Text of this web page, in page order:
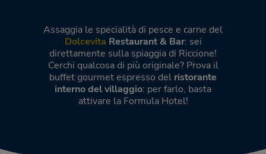
Assaggia le specialità di pesce e carne del
Dolcevita Restaurant & Bar: sei
direttamente sulla spiaggia di Riccione!
Cerchi qualcosa di più originale? Prova il
buffet gourmet espresso del ristorante
interno del villaggio: per farlo, basta
attivare la Formula Hotel!